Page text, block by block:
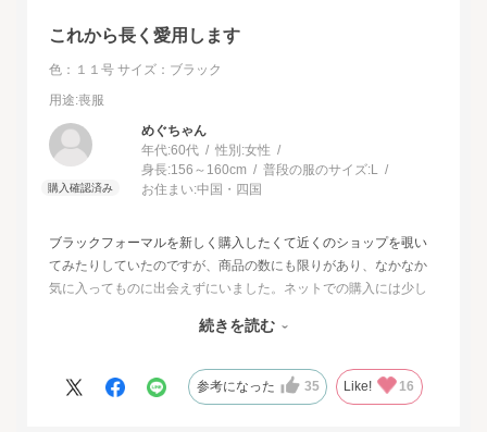
これから長く愛用します
色：１１号 サイズ：ブラック
用途:喪服
めぐちゃん
年代:60代 性別:女性
身長:156～160cm 普段の服のサイズ:L
お住まい:中国・四国
ブラックフォーマルを新しく購入したくて近くのショップを覗い
てみたりしていたのですが、商品の数にも限りがあり、なかなか
気に入ってものに出会えずにいました。ネットでの購入には少し
することが出来ました。最初に注文したものはイメージと違って
は、生地もデザインも大満足、これから長く自信をもって着用し
続きを読む
参考になった 35 Like! 16